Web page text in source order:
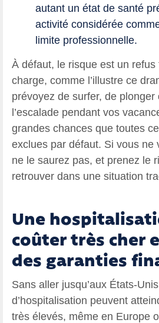
autant un état de santé
activité considérée
limite professionnelle.
À défaut, le risque est un refus
charge, comme l’illustre ce
prévoyez de surfer, de plonger
l’escalade pendant vos
grandes chances que toutes
exclues par défaut. Si vous ne
ne le saurez pas, et prenez le
retrouver dans une situation
Une
coûter très cher
des garanties
Sans aller jusqu’aux États-
d’hospitalisation peuvent
très élevés, même en Europe